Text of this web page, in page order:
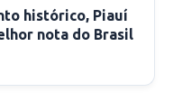
histórico, Piauí
nota do Brasil